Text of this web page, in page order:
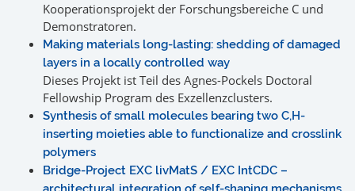
Kooperationsprojekt der Forschungsbereiche C und
Demonstratoren.
Making materials long-lasting: shedding of damaged
layers in a locally controlled way
Dieses Projekt ist Teil des Agnes-Pockels Doctoral
Fellowship Program des Exzellenzclusters.
Synthesis of small molecules bearing two C,H-
inserting moieties able to functionalize and crosslink
polymers
Bridge-Project EXC livMatS / EXC IntCDC –